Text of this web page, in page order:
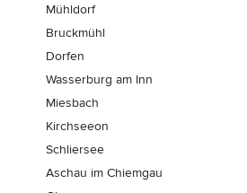
Mühldorf
Bruckmühl
Dorfen
Wasserburg am Inn
Miesbach
Kirchseeon
Schliersee
Aschau im Chiemgau